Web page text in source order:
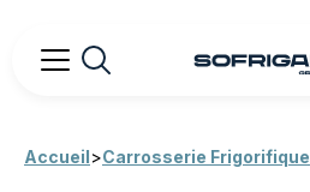
Accueil>Carrosserie Frigorifique